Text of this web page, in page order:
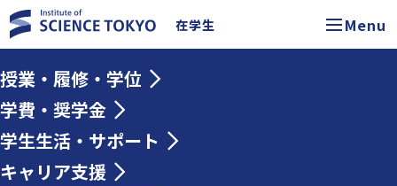
在学生 Menu
授業・履修・学位
学費・奨学金
学生生活・サポート
キャリア支援